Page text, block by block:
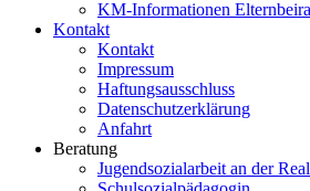
KM-Informationen
Kontakt
Kontakt
Impressum
Haftungsausschluss
Datenschutzerklärung
Anfahrt
Beratung
Jugendsozialarbeit an der